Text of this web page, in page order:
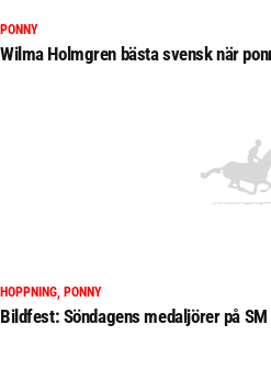
PONNY
Wilma Holmgren bästa svensk när
HOPPNING, PONNY
Bildfest: Söndagens medaljörer på